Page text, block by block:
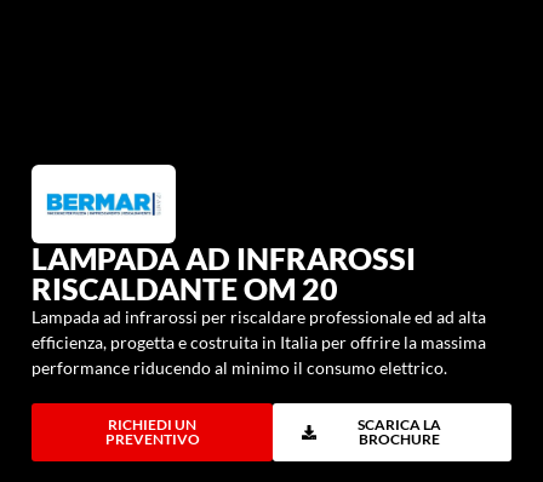
LAMPADA AD INFRAROSSI
RISCALDANTE OM 20
Lampada ad infrarossi per riscaldare professionale ed ad alta
efficienza, progetta e costruita in Italia per offrire la massima
performance riducendo al minimo il consumo elettrico.
RICHIEDI UN
PREVENTIVO
SCARICA LA
BROCHURE